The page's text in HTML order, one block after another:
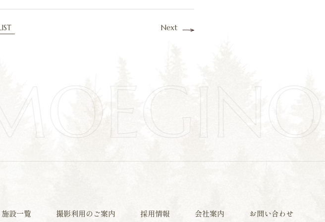
Next
施設一覧 撮影利用のご案内 採用情報 会社案内 お問い合わせ